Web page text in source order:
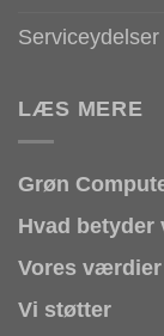
LÆS MERE
Grøn
Hvad betyder
Vores værdier
Vi støtter